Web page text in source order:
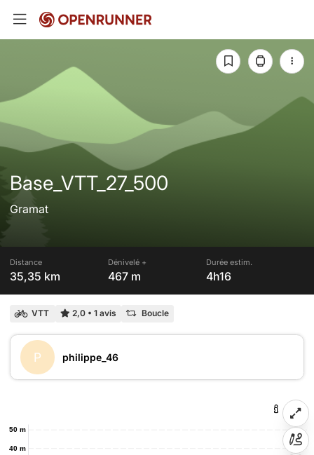
Base_VTT_27_500
Gramat
Distance
35,35 km
Dénivelé +
467 m
Durée estim.
4h16
VTT 2,0 • 1 avis Boucle
P philippe_46
40 m
50 m